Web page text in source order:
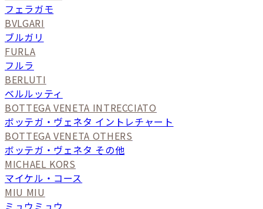
フェラガモ
BVLGARI
ブルガリ
FURLA
フルラ
BERLUTI
ベルルッティ
BOTTEGA VENETA INTRECCIATO
ボッテガ・ヴェネタ イントレチャート
BOTTEGA VENETA OTHERS
ボッテガ・ヴェネタ その他
MICHAEL KORS
マイケル・コース
MIU MIU